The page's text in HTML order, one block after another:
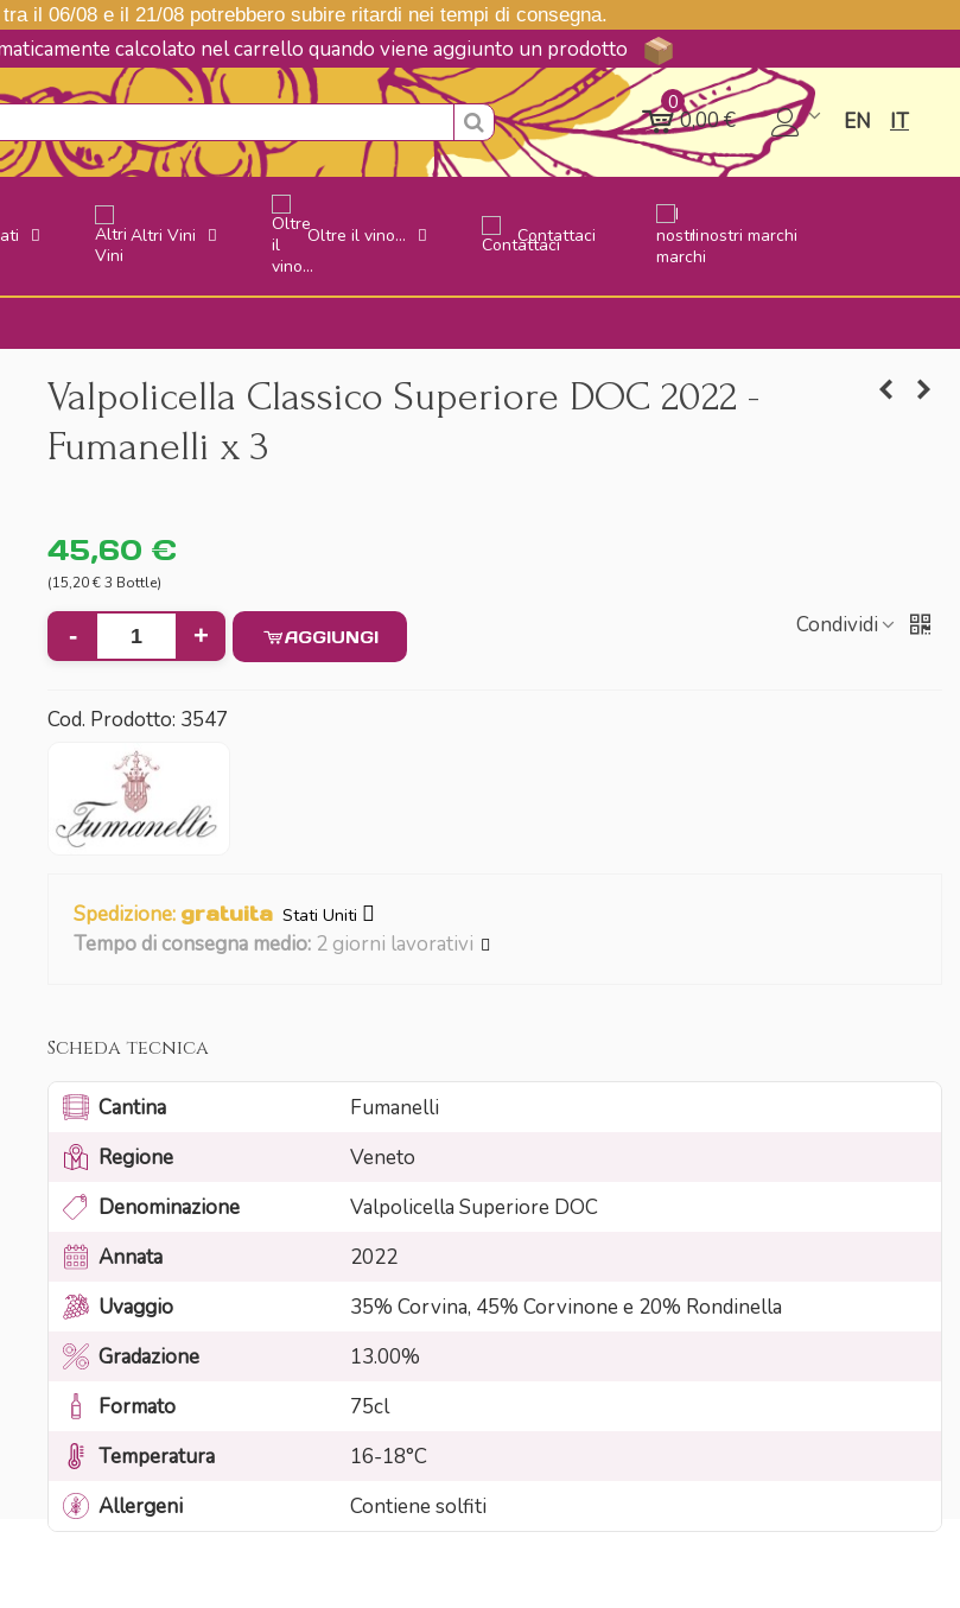
il 06/08 e il 21/08 potrebbero subire ritardi nei tempi di consegna.
calcolato nel carrello quando viene aggiunto un prodotto
0
0,00 € EN IT
Altri Vini Oltre il vino... Contattaci I nostri marchi
Valpolicella Classico Superiore DOC 2022 -
Fumanelli x 3
45,60 €
(15,20 € 3 Bottle)
- + AGGIUNGI Condividi
Cod. Prodotto: 3547
Spedizione: gratuita Stati Uniti
Tempo di consegna medio: 2 giorni lavorativi
Scheda tecnica
Cantina
Fumanelli
Regione
Veneto
Denominazione
Valpolicella Superiore DOC
Annata
2022
Uvaggio
35% Corvina, 45% Corvinone e 20% Rondinella
Gradazione
13.00%
Formato
75cl
Temperatura
16-18°C
Allergeni
Contiene solfiti